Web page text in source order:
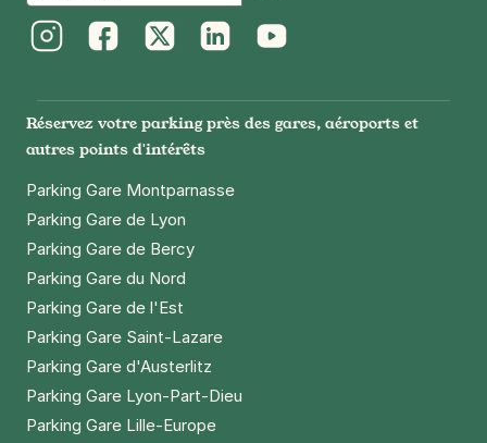
Réservez votre parking près des gares, aéroports et
autres points d'intérêts
Parking Gare Montparnasse
Parking Gare de Lyon
Parking Gare de Bercy
Parking Gare du Nord
Parking Gare de l'Est
Parking Gare Saint-Lazare
Parking Gare d'Austerlitz
Parking Gare Lyon-Part-Dieu
Parking Gare Lille-Europe